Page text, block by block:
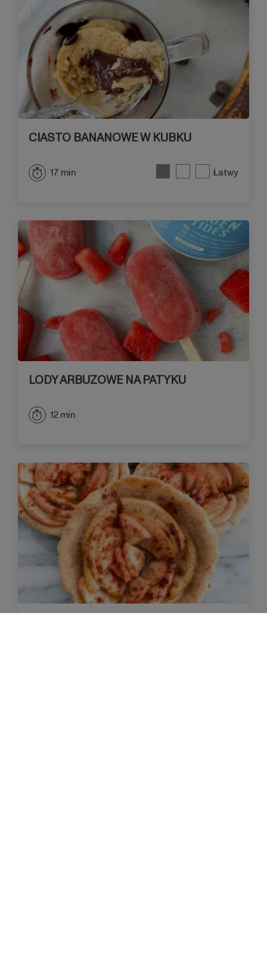
CIASTO BANANOWE W KUBKU
17 min Łatwy
LODY ARBUZOWE NA PATYKU
12 min